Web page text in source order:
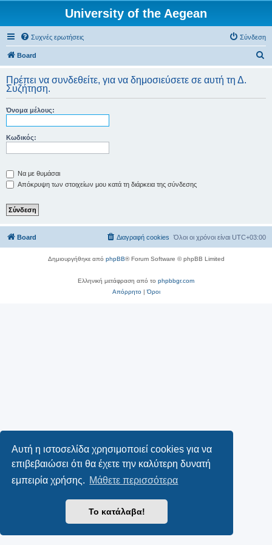
Αυτή η ιστοσελίδα χρησιμοποιεί cookies για να
επιβεβαιώσει ότι θα έχετε την καλύτερη δυνατή
εμπειρία χρήσης. Μάθετε περισσότερα
Το κατάλαβα!
University of the Aegean
Συχνές ερωτήσεις Σύνδεση
Board
ζ
Πρέπει να συνδεθείτε, για να δημοσιεύσετε σε αυτή τη Δ.
Συζήτηση.
Όνομα μέλους:
Κωδικός:
Να με θυμάσαι
Απόκρυψη των στοιχείων μου κατά τη διάρκεια της σύνδεσης
Board Όλοι οι χρόνοι είναι UTC+03:00
Διαγραφή cookies
Δημιουργήθηκε από phpBB® Forum Software © phpBB Limited
Ελληνική μετάφραση από το phpbbgr.com
Απόρρητο|Όροι